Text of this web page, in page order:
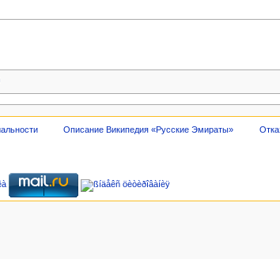
Описание Википедия «Русские Эмираты»